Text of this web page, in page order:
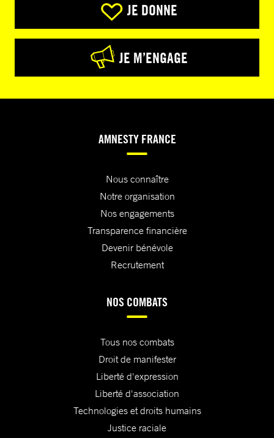
JE DONNE
JE M’ENGAGE
AMNESTY FRANCE
Nous connaître
Notre organisation
Nos engagements
Transparence financière
Devenir bénévole
Recrutement
NOS COMBATS
Tous nos combats
Droit de manifester
Liberté d'expression
Liberté d'association
Technologies et droits humains
Justice raciale